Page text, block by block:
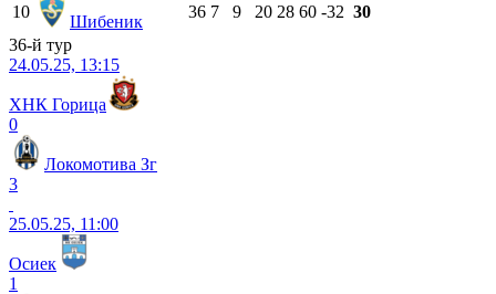
10
Шибеник
36 7 9 20 28 60 -32 30
36-й тур
24.05.25, 13:15
ХНК Горица
0
Локомотива Зг
3
25.05.25, 11:00
Осиек
1